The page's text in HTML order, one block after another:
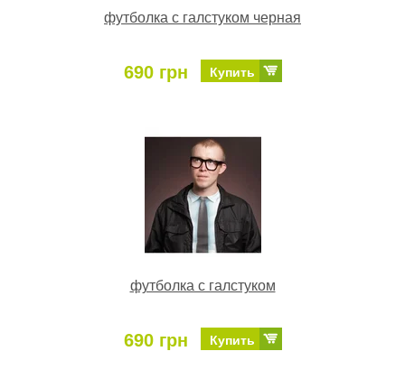
футболка с галстуком черная
690 грн Купить
футболка с галстуком
690 грн Купить